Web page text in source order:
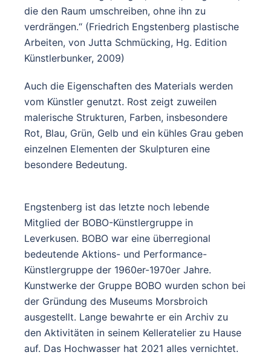
die den Raum umschreiben, ohne ihn zu
verdrängen.“ (Friedrich Engstenberg plastische
Arbeiten, von Jutta Schmücking, Hg. Edition
Künstlerbunker, 2009)
Auch die Eigenschaften des Materials werden
vom Künstler genutzt. Rost zeigt zuweilen
malerische Strukturen, Farben, insbesondere
Rot, Blau, Grün, Gelb und ein kühles Grau geben
einzelnen Elementen der Skulpturen eine
besondere Bedeutung.
Engstenberg ist das letzte noch lebende
Mitglied der BOBO-Künstlergruppe in
Leverkusen. BOBO war eine überregional
bedeutende Aktions- und Performance-
Künstlergruppe der 1960er-1970er Jahre.
Kunstwerke der Gruppe BOBO wurden schon bei
der Gründung des Museums Morsbroich
ausgestellt. Lange bewahrte er ein Archiv zu
den Aktivitäten in seinem Kelleratelier zu Hause
auf. Das Hochwasser hat 2021 alles vernichtet.